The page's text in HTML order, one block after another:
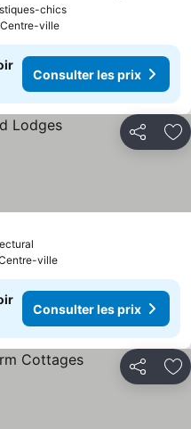
chics
Centre-ville
Consulter les prix
Partager
ville
Consulter les prix
Partager